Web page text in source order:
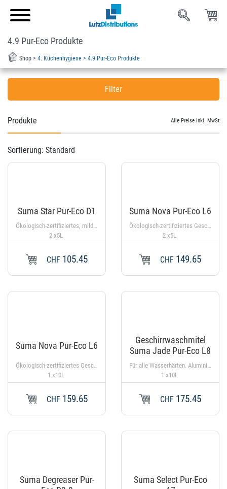
4.9 Pur-Eco Produkte
Shop > 4. Küchenhygiene > 4.9 Pur-Eco Produkte
Filter
Filtern nach Marken
Filter anwenden
Produkte
Sortierung: Standard
Alle Preise inkl. MwSt
Suma Star Pur-Eco D1
Ökologisch-zertifiziertes, mildes Handgeschirrspülmittel. pH-Wert (1%): 5.0
2 x5L
CHF 105.45
Suma Nova Pur-Eco L6
Ökologisch-zertifiziertes Geschirrwaschmittel für alle Wasserhärten. pH-Wert (1%): 12.5 ± 0.5
2 x5L
CHF 149.65
Suma Nova Pur-Eco L6
Ökologisch-zertifiziertes Geschirrwaschmittel für alle Wasserhärten. pH-Wert (1%): 12.5 ± 0.5
1 x10L
CHF 159.65
Geschirrwaschmitel
Suma Jade Pur-Eco L8
Für alle Wasserhärten. Aluminiumsicher
1 x10L
CHF 175.45
Suma Degreaser Pur-
Suma Select Pur-Eco